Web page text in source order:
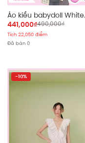
Áo kiểu babydoll White
Sleeveless Ruffled Top
441,000₫490,000₫
Tích 22,050 điểm
Đã bán 0
-10%